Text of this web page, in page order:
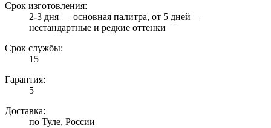
Срок изготовления:
2-3 дня — основная палитра, от 5 дней —
нестандартные и редкие оттенки
Срок службы:
15
Гарантия:
5
Доставка:
по Туле, России